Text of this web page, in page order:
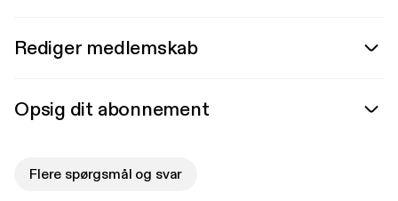
Rediger medlemskab
Opsig dit abonnement
Flere spørgsmål og svar